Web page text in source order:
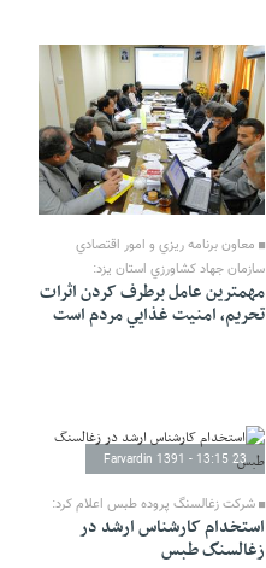
24 Farvardin 1391 - 13:32
معاون برنامه ريزي و امور اقتصادي
سازمان جهاد كشاورزي استان يزد:
مهمترين عامل برطرف کردن اثرات
تحریم، امنيت غذايي مردم است
23 Farvardin 1391 - 13:15
شرکت زغالسنگ پروده طبس اعلام کرد:
استخدام کارشناس ارشد در
زغالسنگ طبس